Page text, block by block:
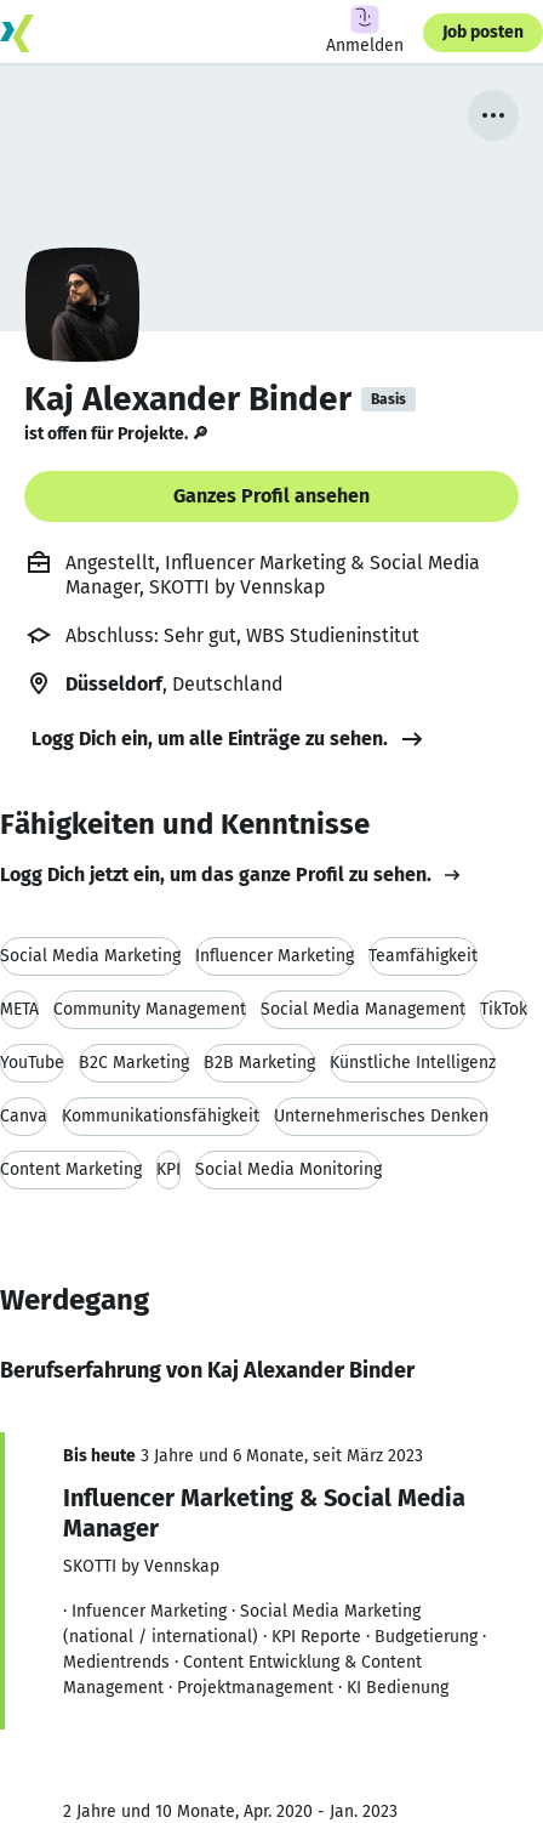
Anmelden
Job posten
Kaj Alexander Binder Basis
ist offen für Projekte. 🔎
Ganzes Profil ansehen
Angestellt, Influencer Marketing & Social Media
Manager, SKOTTI by Vennskap
Abschluss: Sehr gut, WBS Studieninstitut
Düsseldorf, Deutschland
Logg Dich ein, um alle Einträge zu sehen.
Fähigkeiten und Kenntnisse
Logg Dich jetzt ein, um das ganze Profil zu sehen.
Social Media Marketing Influencer Marketing Teamfähigkeit
META Community Management Social Media Management TikTok
YouTube B2C Marketing B2B Marketing Künstliche Intelligenz
Canva Kommunikationsfähigkeit Unternehmerisches Denken
Content Marketing KPI Social Media Monitoring
Werdegang
Berufserfahrung von Kaj Alexander Binder
Bis heute 3 Jahre und 6 Monate, seit März 2023
Influencer Marketing & Social Media
Manager
SKOTTI by Vennskap
· Infuencer Marketing · Social Media Marketing
(national / international) · KPI Reporte · Budgetierung ·
Medientrends · Content Entwicklung & Content
Management · Projektmanagement · KI Bedienung
2 Jahre und 10 Monate, Apr. 2020 - Jan. 2023